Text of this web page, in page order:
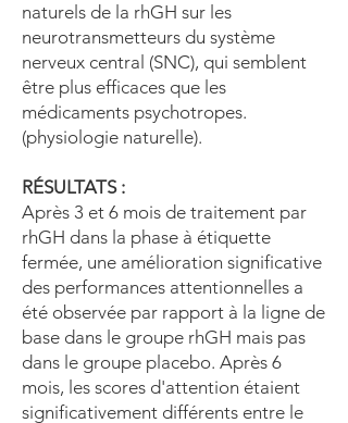
naturels de la rhGH sur les
neurotransmetteurs du système
nerveux central (SNC), qui semblent
être plus efficaces que les
médicaments psychotropes.
(physiologie naturelle).
RÉSULTATS :
Après 3 et 6 mois de traitement par
rhGH dans la phase à étiquette
fermée, une amélioration significative
des performances attentionnelles a
été observée par rapport à la ligne de
base dans le groupe rhGH mais pas
dans le groupe placebo. Après 6
mois, les scores d'attention étaient
significativement différents entre le